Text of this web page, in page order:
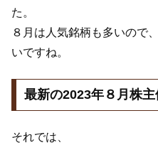
た。
８月は人気銘柄も多いので
いですね。
最新の2023年８月株
それでは、